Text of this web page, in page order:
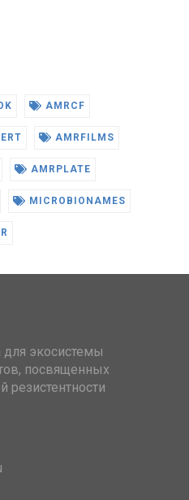
AMRCF
AMRFILMS
AMRPLATE
MICROBIONAMES
для экосистемы
посвященных
резистентности